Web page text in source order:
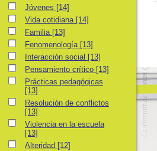
JóvenesJóvenes [14]
Vida cotidiana
Vida cotidiana [14]
FamiliaFamilia [13]
Fenomenología
Fenomenología [13]
Interacción social
Interacción social [13]
Pensamiento crítico
Pensamiento crítico [13]
Prácticas pedagógicas
Prácticas pedagógicas
[13]
Resolución de conflictos
Resolución de conflictos
[13]
Violencia en la escuela
Violencia en la escuela
[13]
AlteridadAlteridad [12]